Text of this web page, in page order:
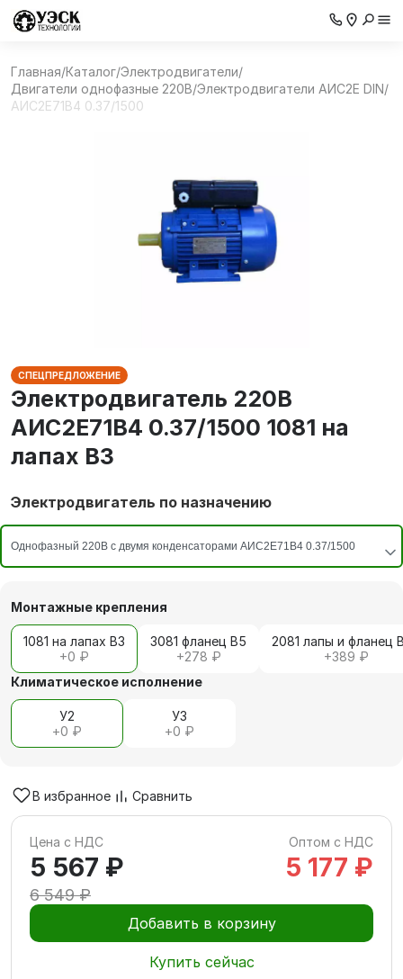
Главная/Каталог/Электродвигатели/
Двигатели однофазные 220В/Электродвигатели АИС2Е DIN/
АИС2Е71В4 0.37/1500
СПЕЦПРЕДЛОЖЕНИЕ
Электродвигатель 220В
АИС2Е71В4 0.37/1500 1081 на
лапах В3
Электродвигатель по назначению
Монтажные крепления
1081 на лапах В3
+0 ₽
3081 фланец В5
+278 ₽
2081 лапы и фланец
+389 ₽
Климатическое исполнение
У2
+0 ₽
У3
+0 ₽
В избранное Сравнить
Цена с НДС Оптом с НДС
5 567 ₽
6 549 ₽
5 177 ₽
Добавить в корзину
Купить сейчас